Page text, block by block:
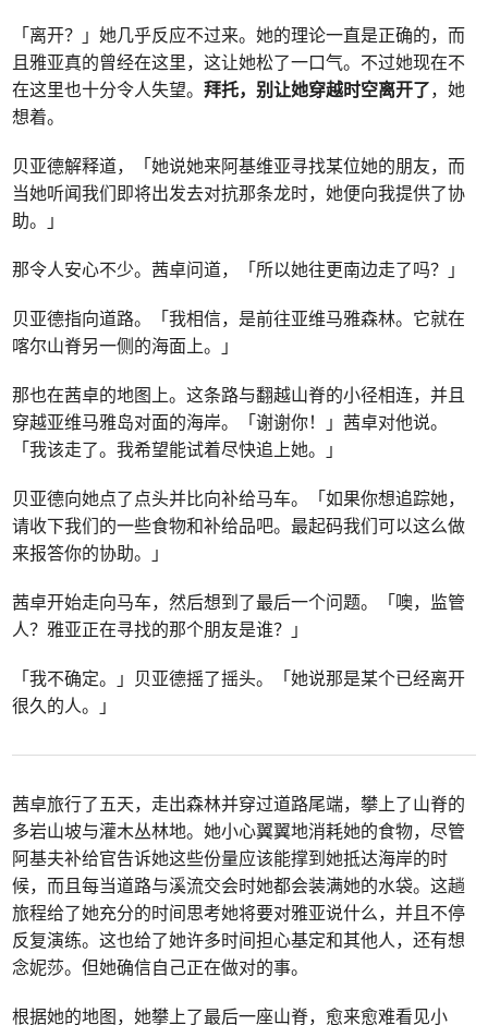
「离开？」她几乎反应不过来。她的理论一直是正确的，而
且雅亚真的曾经在这里，这让她松了一口气。不过她现在不
在这里也十分令人失望。拜托，别让她穿越时空离开了，她
想着。
贝亚德解释道，「她说她来阿基维亚寻找某位她的朋友，而
当她听闻我们即将出发去对抗那条龙时，她便向我提供了协
助。」
那令人安心不少。茜卓问道，「所以她往更南边走了吗？」
贝亚德指向道路。「我相信，是前往亚维马雅森林。它就在
喀尔山脊另一侧的海面上。」
那也在茜卓的地图上。这条路与翻越山脊的小径相连，并且
穿越亚维马雅岛对面的海岸。「谢谢你！」茜卓对他说。
「我该走了。我希望能试着尽快追上她。」
贝亚德向她点了点头并比向补给马车。「如果你想追踪她，
请收下我们的一些食物和补给品吧。最起码我们可以这么做
来报答你的协助。」
茜卓开始走向马车，然后想到了最后一个问题。「噢，监管
人？雅亚正在寻找的那个朋友是谁？」
「我不确定。」贝亚德摇了摇头。「她说那是某个已经离开
很久的人。」
茜卓旅行了五天，走出森林并穿过道路尾端，攀上了山脊的
多岩山坡与灌木丛林地。她小心翼翼地消耗她的食物，尽管
阿基夫补给官告诉她这些份量应该能撑到她抵达海岸的时
候，而且每当道路与溪流交会时她都会装满她的水袋。这趟
旅程给了她充分的时间思考她将要对雅亚说什么，并且不停
反复演练。这也给了她许多时间担心基定和其他人，还有想
念妮莎。但她确信自己正在做对的事。
根据她的地图，她攀上了最后一座山脊，愈来愈难看见小